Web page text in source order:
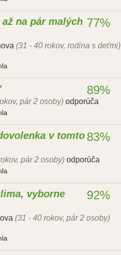
na pár malých
(31 - 40 rokov, rodina s deťmi)
77%
pár 2 osoby) odporúča
89%
v tomto
pár 2 osoby) odporúča
83%
vyborne
(31 - 40 rokov, pár 2 osoby)
92%